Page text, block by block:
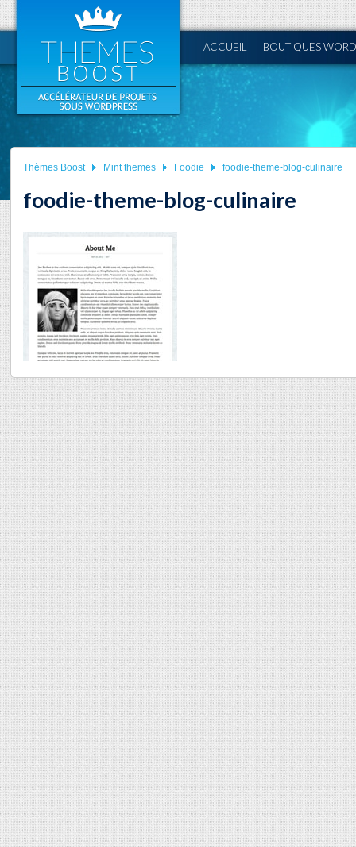
ACCUEIL BOUTIQUES
Thèmes Boost Mint themes Foodie foodie-theme-blog-culinaire
foodie-theme-blog-culinaire